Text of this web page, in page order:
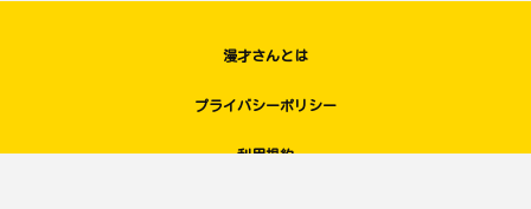
漫才さんとは
プライバシーポリシー
利用規約